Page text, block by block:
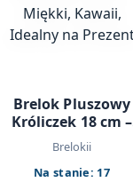
Brelok Pluszowy
Króliczek 18 cm –
Miękki, Kawaii,
Idealny na Prezent
Brelokii
Na stanie: 17